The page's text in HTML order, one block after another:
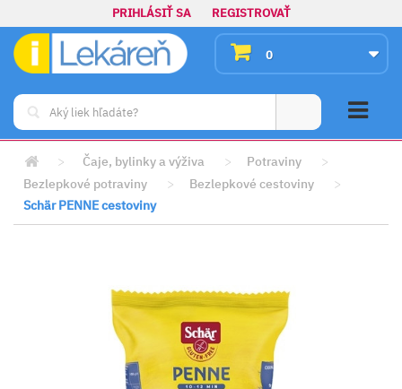
PRIHLÁSIŤ SA REGISTROVAŤ
0
> Čaje, bylinky a výživa > Potraviny
>
Bezlepkové potraviny
> Bezlepkové cestoviny
>
Schär PENNE cestoviny